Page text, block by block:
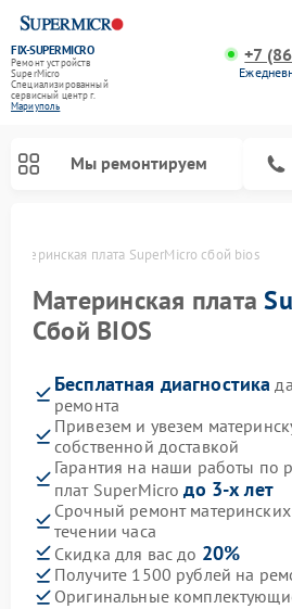
FIX-SUPERMICRO
Ремонт устройств
SuperMicro
Специализированный
cервисный центр г.
Мариуполь
+7
Мы ремонтируем
Материнская плата SuperMicro сбой bios
Материнская плата
Сбой BIOS
Бесплатная диагностика
ремонта
Привезем и увезем
собственной доставкой
Гарантия на наши работы по
плат SuperMicroдо 3-х лет
Срочный ремонт
течении часа
Скидка для вас до 20%
Получите 1500 рублей на
Оригинальные